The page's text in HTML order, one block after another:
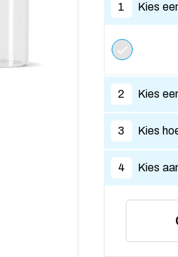
1 Kies
2 Kies
3 Kies
4 Kies